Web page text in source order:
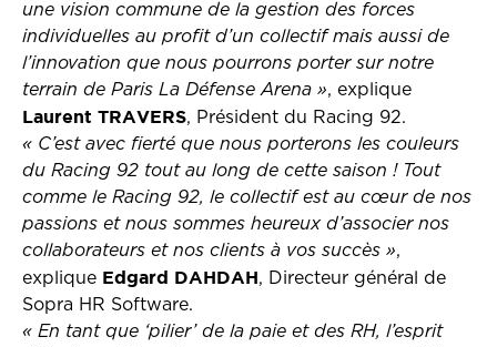
une vision commune de la gestion des forces
individuelles au profit d’un collectif mais aussi de
l’innovation que nous pourrons porter sur notre
terrain de Paris La Défense Arena », explique
Laurent TRAVERS, Président du Racing 92.
« C’est avec fierté que nous porterons les couleurs
du Racing 92 tout au long de cette saison ! Tout
comme le Racing 92, le collectif est au cœur de nos
passions et nous sommes heureux d’associer nos
collaborateurs et nos clients à vos succès »,
explique Edgard DAHDAH, Directeur général de
Sopra HR Software.
« En tant que ‘pilier’ de la paie et des RH, l’esprit